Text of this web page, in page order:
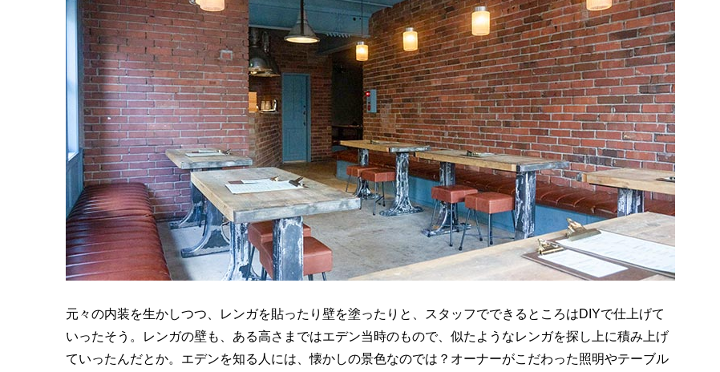
元々の内装を生かしつつ、レンガを貼ったり壁を塗ったりと、スタッフでできるところはDIYで仕上げて
いったそう。レンガの壁も、ある高さまではエデン当時のもので、似たようなレンガを探し上に積み上げ
ていったんだとか。エデンを知る人には、懐かしの景色なのでは？オーナーがこだわった照明やテーブル